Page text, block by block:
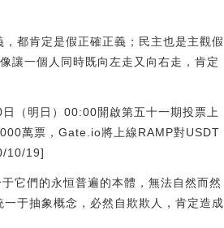
都肯定是假正確正義；民主也是主觀假
讓一個人同時既向左走又向右走，肯定
（明日）00:00開啟第五十一期投票上
萬票，Gate.io將上線RAMP對USDT
10/19]
它們的永恒普遍的本體，無法自然而然
于抽象概念，必然自欺欺人，肯定造成